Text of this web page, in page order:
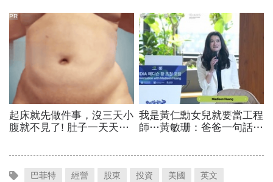
巴菲特 經營 股東 投資 美國 英文